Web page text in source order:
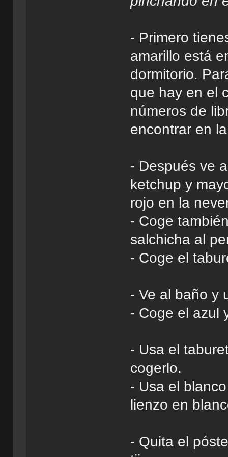
- Primero
amarillo está
dormitorio.
que hay en el
números de
encontrar en
- Después ve
ketchup y
rojo en la
- Coge
salchicha al
- Coge el
- Ve al baño y
- Coge el azul
- Usa el
cogerlo.
- Usa el
lienzo en
- Quita el